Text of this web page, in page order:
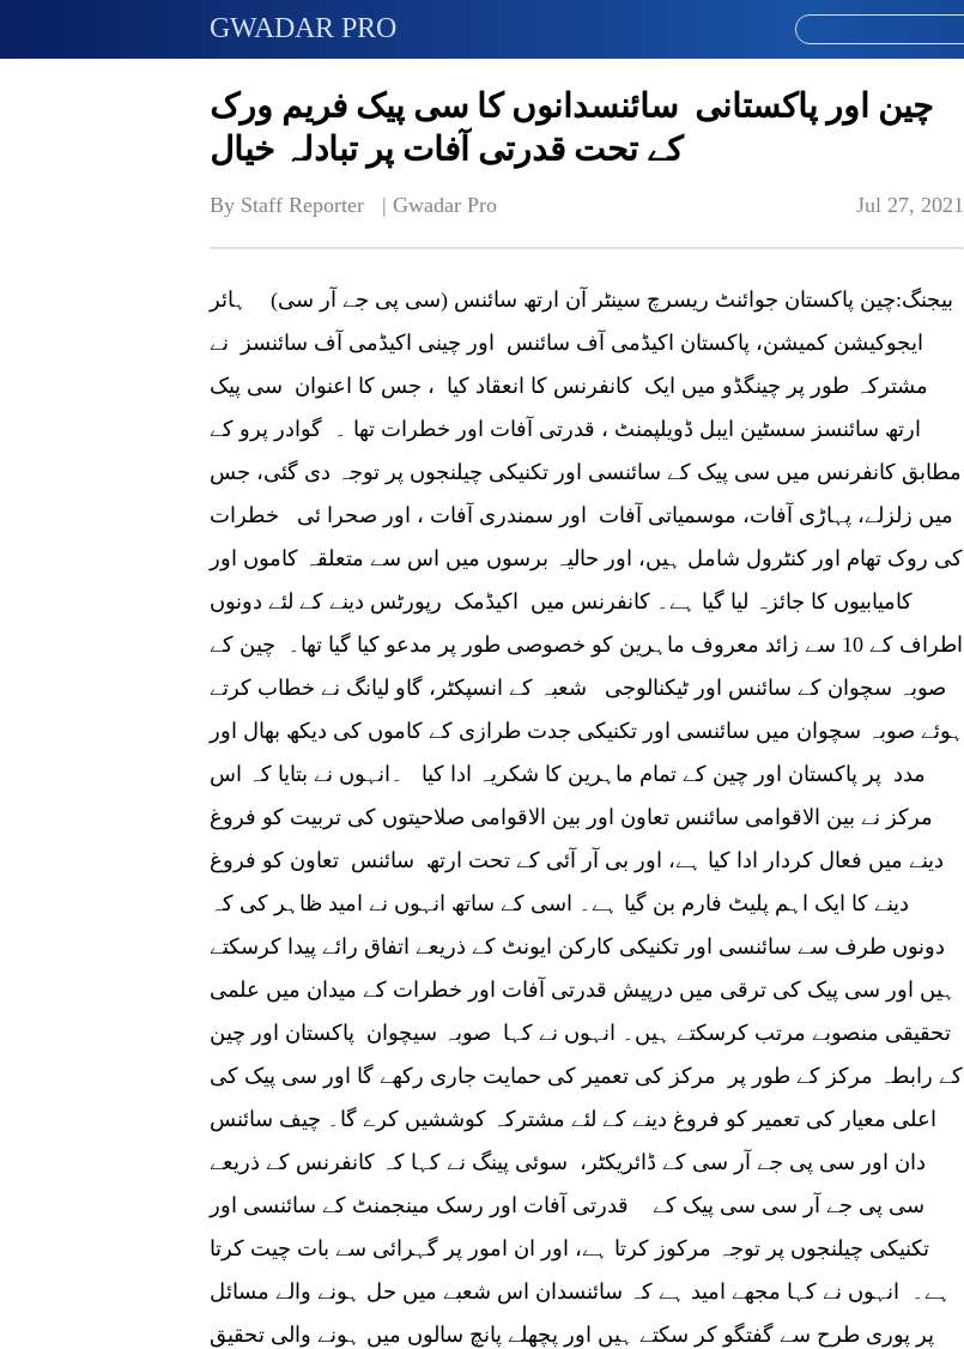
GWADAR PRO
چین اور پاکستانی سائنسدانوں کا سی پیک فریم ورک
کے تحت قدرتی آفات پر تبادلہ خیال
By Staff Reporter   | Gwadar Pro Jul 27, 2021
بیجنگ:چین پاکستان جوائنٹ ریسرچ سینٹر آن ارتھ سائنس (سی پی جے آر سی) ہائر
ایجوکیشن کمیشن، پاکستان اکیڈمی آف سائنس اور چینی اکیڈمی آف سائنسز نے
مشترکہ طور پر چینگڈو میں ایک کانفرنس کا انعقاد کیا ، جس کا اعنوان سی پیک
ارتھ سائنسز سسٹین ایبل ڈویلپمنٹ ، قدرتی آفات اور خطرات تھا ۔ گوادر پرو کے
مطابق کانفرنس میں سی پیک کے سائنسی اور تکنیکی چیلنجوں پر توجہ دی گئی، جس
میں زلزلے، پہاڑی آفات، موسمیاتی آفات اور سمندری آفات ، اور صحرا ئی خطرات
کی روک تھام اور کنٹرول شامل ہیں، اور حالیہ برسوں میں اس سے متعلقہ کاموں اور
کامیابیوں کا جائزہ لیا گیا ہے۔ کانفرنس میں اکیڈمک رپورٹس دینے کے لئے دونوں
اطراف کے 10 سے زائد معروف ماہرین کو خصوصی طور پر مدعو کیا گیا تھا۔ چین کے
صوبہ سچوان کے سائنس اور ٹیکنالوجی شعبہ کے انسپکٹر، گاو لیانگ نے خطاب کرتے
ہوئے صوبہ سچوان میں سائنسی اور تکنیکی جدت طرازی کے کاموں کی دیکھ بھال اور
مدد پر پاکستان اور چین کے تمام ماہرین کا شکریہ ادا کیا ۔انہوں نے بتایا کہ اس
مرکز نے بین الاقوامی سائنس تعاون اور بین الاقوامی صلاحیتوں کی تربیت کو فروغ
دینے میں فعال کردار ادا کیا ہے، اور بی آر آئی کے تحت ارتھ سائنس تعاون کو فروغ
دینے کا ایک اہم پلیٹ فارم بن گیا ہے۔ اسی کے ساتھ انہوں نے امید ظاہر کی کہ
دونوں طرف سے سائنسی اور تکنیکی کارکن ایونٹ کے ذریعے اتفاق رائے پیدا کرسکتے
ہیں اور سی پیک کی ترقی میں درپیش قدرتی آفات اور خطرات کے میدان میں علمی
تحقیقی منصوبے مرتب کرسکتے ہیں۔ انہوں نے کہا صوبہ سیچوان پاکستان اور چین
کے رابطہ مرکز کے طور پر مرکز کی تعمیر کی حمایت جاری رکھے گا اور سی پیک کی
اعلی معیار کی تعمیر کو فروغ دینے کے لئے مشترکہ کوششیں کرے گا۔ چیف سائنس
دان اور سی پی جے آر سی کے ڈائریکٹر، سوئی پینگ نے کہا کہ کانفرنس کے ذریعے
سی پی جے آر سی سی پیک کے قدرتی آفات اور رسک مینجمنٹ کے سائنسی اور
تکنیکی چیلنجوں پر توجہ مرکوز کرتا ہے، اور ان امور پر گہرائی سے بات چیت کرتا
ہے۔ انہوں نے کہا مجھے امید ہے کہ سائنسدان اس شعبے میں حل ہونے والے مسائل
پر پوری طرح سے گفتگو کر سکتے ہیں اور پچھلے پانچ سالوں میں ہونے والی تحقیق